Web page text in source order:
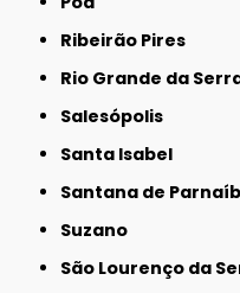
Ribeirão Pires
Rio Grande da
Salesópolis
Santa Isabel
Santana de
Suzano
São Lourenço da